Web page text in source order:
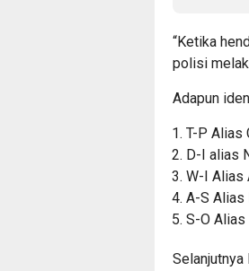
“Ketika
polisi
Adapun
T-P Alias
D-I alias
W-I Alias
A-S Alias
S-O